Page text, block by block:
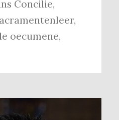
Concilie,
,
oecumene,